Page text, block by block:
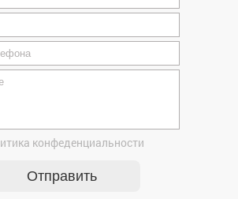
конфеденциальности